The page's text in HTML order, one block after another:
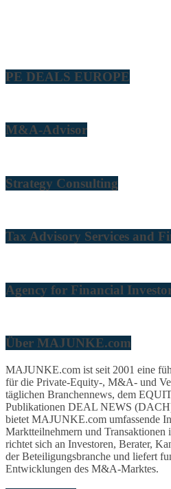
PE DEALS EUROPE
M&A-Advisor
Strategy Consulting
Tax Advisory Services and
Agency for Financial
Über MAJUNKE.com
MAJUNKE.com ist seit 2001 eine
für die Private-Equity-, M&A- und
täglichen Branchennews, dem
Publikationen DEAL NEWS
bietet MAJUNKE.com umfassende
Marktteilnehmern und
richtet sich an Investoren, Berater,
der Beteiligungsbranche und liefert
Entwicklungen des M&A-Marktes.